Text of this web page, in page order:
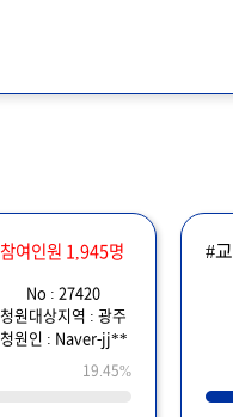
참여인원 1,945명
No : 27420
청원대상지역 : 광주
청원인 : Naver-jj**
19.45%
#